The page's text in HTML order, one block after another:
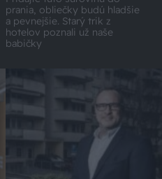
prania, obliečky budú hladšie
a pevnejšie. Starý trik z
hotelov poznali už naše
babičky